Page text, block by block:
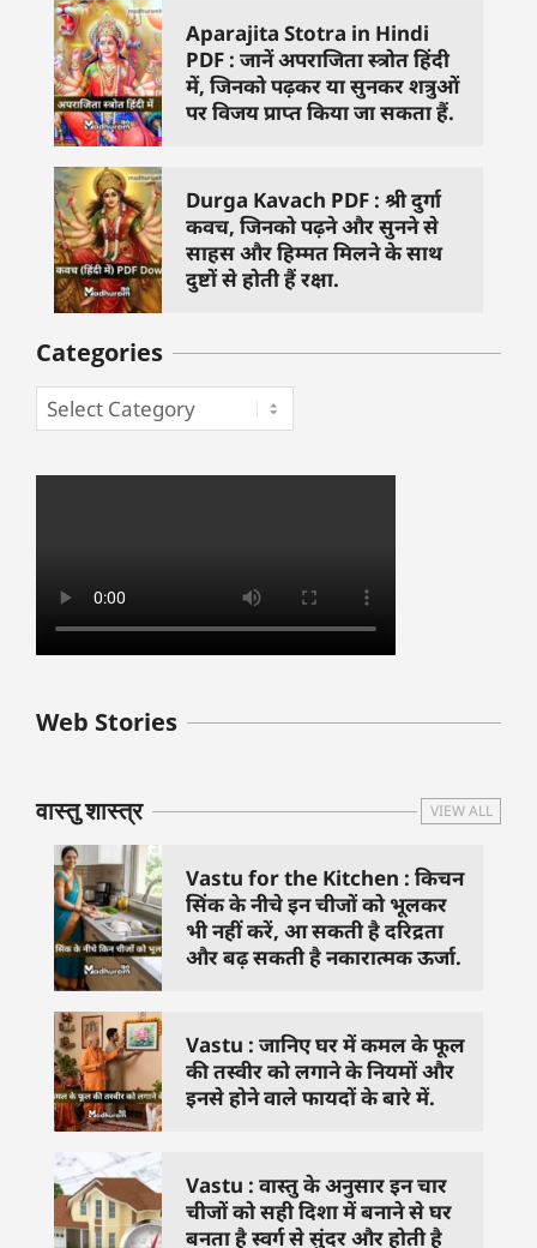
Aparajita Stotra in Hindi
PDF : जानें अपराजिता स्त्रोत हिंदी
में, जिनको पढ़कर या सुनकर शत्रुओं
पर विजय प्राप्त किया जा सकता हैं.
Durga Kavach PDF : श्री दुर्गा
कवच, जिनको पढ़ने और सुनने से
साहस और हिम्मत मिलने के साथ
दुष्टों से होती हैं रक्षा.
Categories
Web Stories
बुधवार के उपाय :
जिनसे हो गणेश जी
वास्तु शास्त्र VIEW ALL
Vastu for the Kitchen : किचन
सिंक के नीचे इन चीजों को भूलकर
भी नहीं करें, आ सकती है दरिद्रता
और बढ़ सकती है नकारात्मक ऊर्जा.
Vastu : जानिए घर में कमल के फूल
की तस्वीर को लगाने के नियमों और
इनसे होने वाले फायदों के बारे में.
Vastu : वास्तु के अनुसार इन चार
चीजों को सही दिशा में बनाने से घर
बनता है स्वर्ग से सुंदर और होती है